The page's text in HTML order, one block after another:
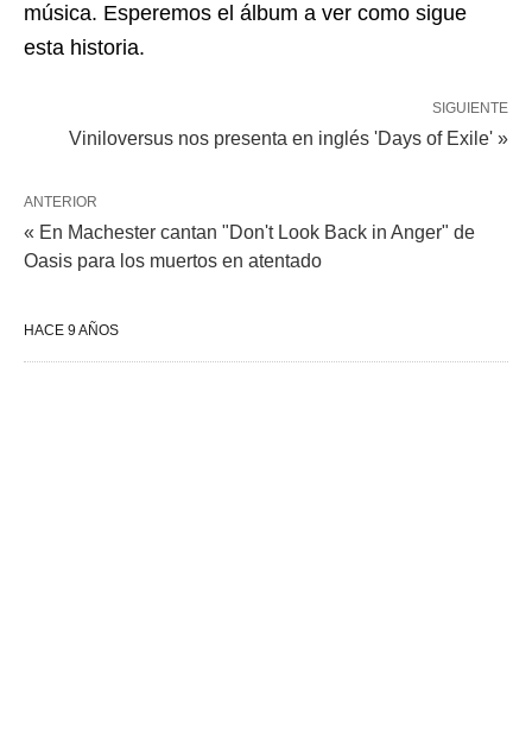
música. Esperemos el álbum a ver como sigue
esta historia.
SIGUIENTE
Viniloversus nos presenta en inglés 'Days of Exile' »
ANTERIOR
« En Machester cantan "Don't Look Back in Anger" de
Oasis para los muertos en atentado
HACE 9 AÑOS